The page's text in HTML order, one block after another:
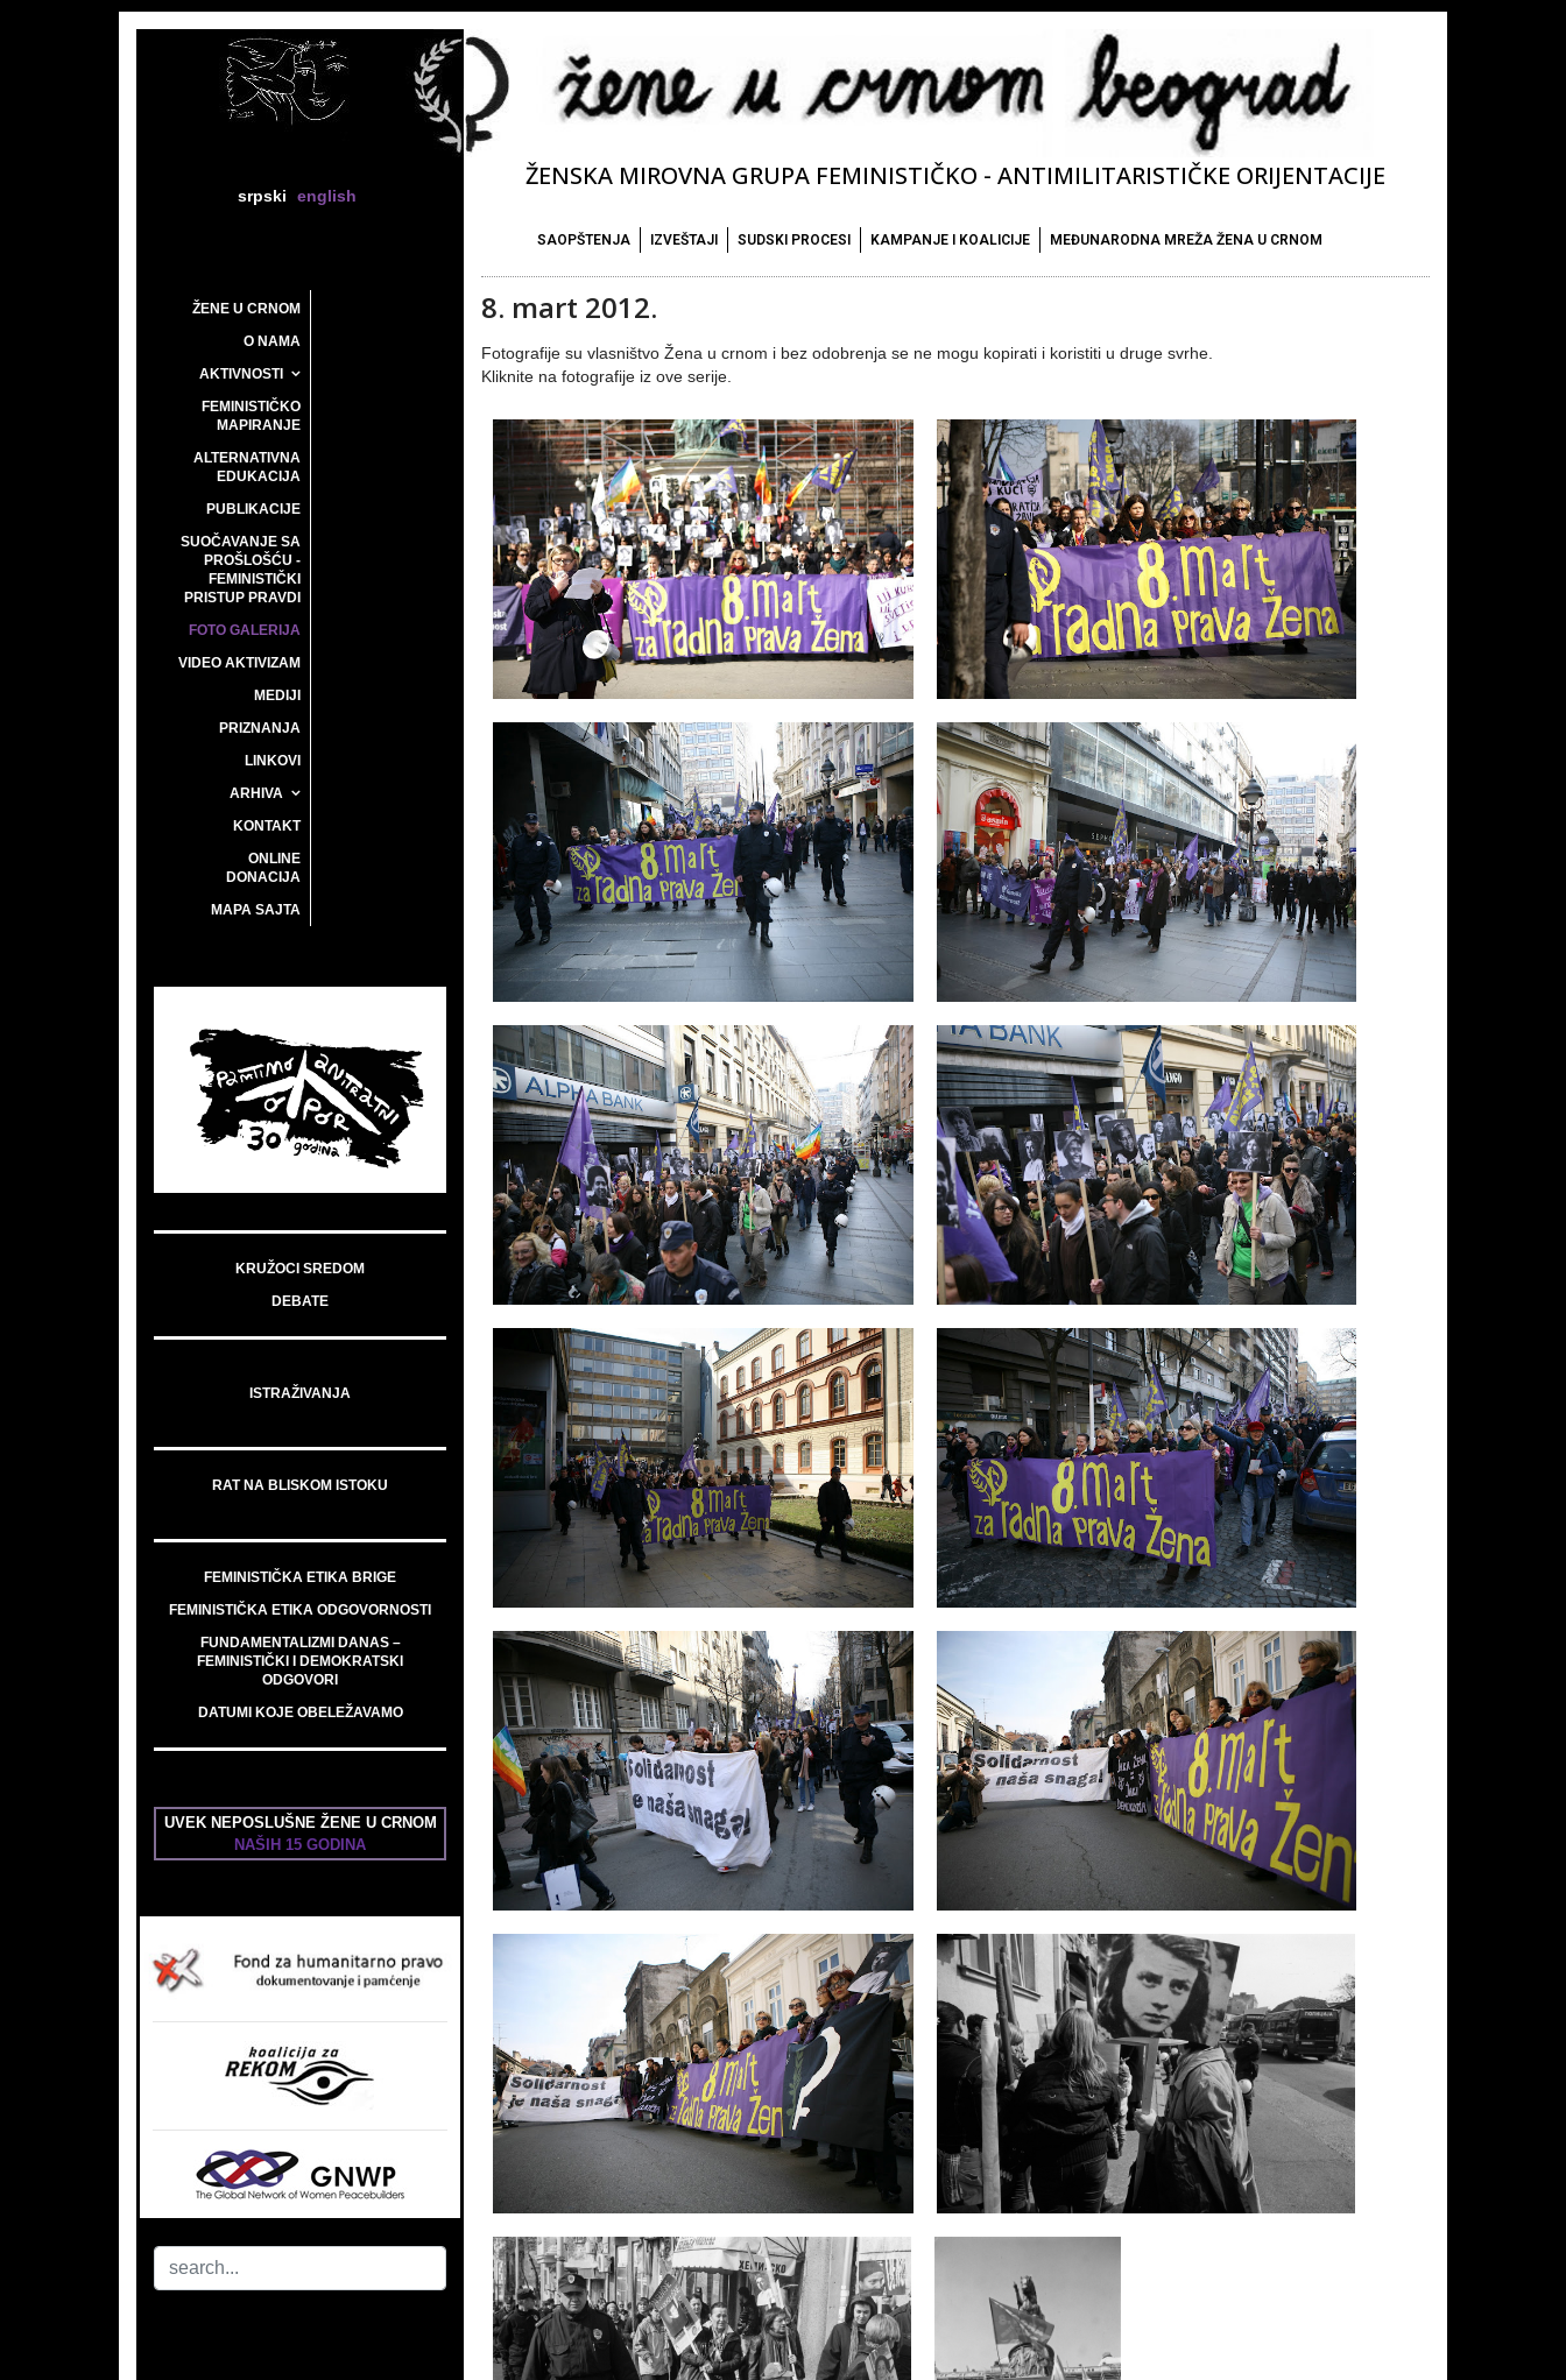
srpski english
ŽENSKA MIROVNA GRUPA FEMINISTIČKO - ANTIMILITARISTIČKE ORIJENTACIJE
SAOPŠTENJA IZVEŠTAJI SUDSKI PROCESI KAMPANJE I KOALICIJE MEĐUNARODNA MREŽA ŽENA U CRNOM
ŽENE U CRNOM
O NAMA
AKTIVNOSTI
FEMINISTIČKO
MAPIRANJE
ALTERNATIVNA
EDUKACIJA
PUBLIKACIJE
SUOČAVANJE SA
PROŠLOŠĆU -
FEMINISTIČKI
PRISTUP PRAVDI
FOTO GALERIJA
VIDEO AKTIVIZAM
MEDIJI
PRIZNANJA
LINKOVI
ARHIVA
KONTAKT
ONLINE
DONACIJA
MAPA SAJTA
KRUŽOCI SREDOM
DEBATE
ISTRAŽIVANJA
RAT NA BLISKOM ISTOKU
FEMINISTIČKA ETIKA BRIGE
FEMINISTIČKA ETIKA ODGOVORNOSTI
FUNDAMENTALIZMI DANAS –
FEMINISTIČKI I DEMOKRATSKI
ODGOVORI
DATUMI KOJE OBELEŽAVAMO
UVEK NEPOSLUŠNE ŽENE U CRNOM
NAŠIH 15 GODINA
8. mart 2012.
Fotografije su vlasništvo Žena u crnom i bez odobrenja se ne mogu kopirati i koristiti u druge svrhe.
Kliknite na fotografije iz ove serije.